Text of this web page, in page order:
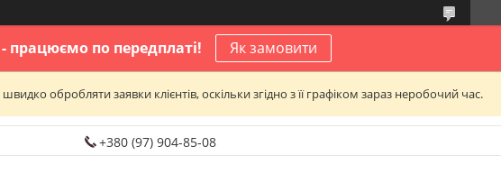
працюємо по передплаті! Як замовити
обробляти заявки клієнтів, оскільки згідно з її графіком зараз неробочий час.
+380 (97) 904-85-08